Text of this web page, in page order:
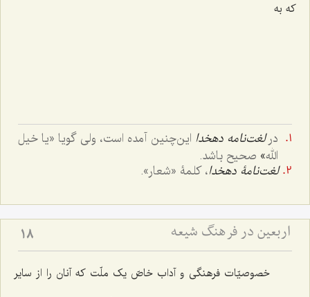
که به
درلغت‌نامه دهخدا این‌چنین آمده است، ولی گویا «یا خیل
الله» صحیح باشد.
لغت‌نامۀ دهخدا، کلمۀ «شعار».
اربعین در فرهنگ شیعه 18
خصوصیّات فرهنگی و آداب خاصّ یک ملّت که آنان را از سایر